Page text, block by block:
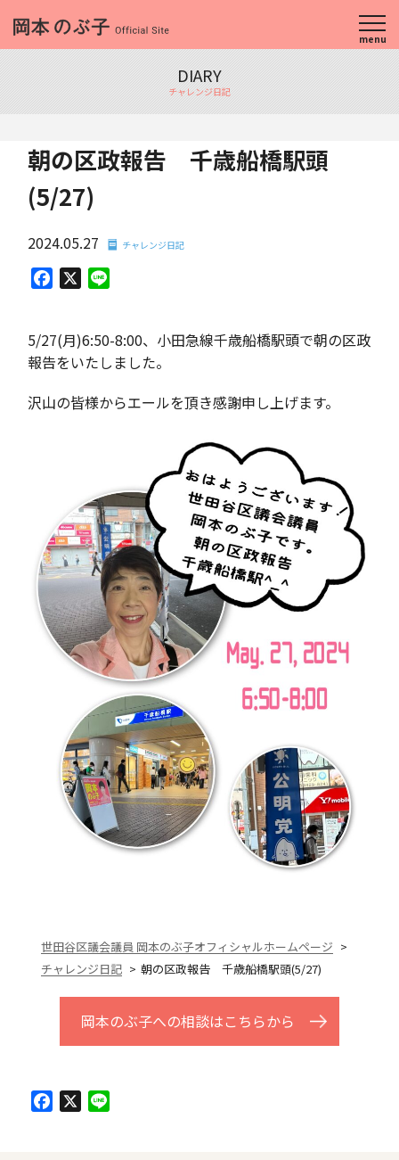
menu
DIARY
チャレンジ日記
朝の区政報告 千歳船橋駅頭
(5/27)
2024.05.27 チャレンジ日記
Facebook
5/27(月)6:50-8:00、小田急線千歳船橋駅頭で朝の区政
報告をいたしました。
沢山の皆様からエールを頂き感謝申し上げます。
世田谷区議会議員 岡本のぶ子オフィシャルホームページ
チャレンジ日記
朝の区政報告 千歳船橋駅頭(5/27)
岡本のぶ子への相談はこちらから
Facebook